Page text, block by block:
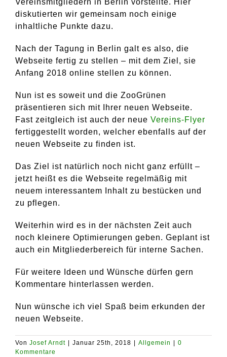
Vereinsmitgliedern in Berlin vorstellte. Hier
diskutierten wir gemeinsam noch einige
inhaltliche Punkte dazu.
Nach der Tagung in Berlin galt es also, die
Webseite fertig zu stellen – mit dem Ziel, sie
Anfang 2018 online stellen zu können.
Nun ist es soweit und die ZooGrünen
präsentieren sich mit Ihrer neuen Webseite.
Fast zeitgleich ist auch der neue Vereins-Flyer
fertiggestellt worden, welcher ebenfalls auf der
neuen Webseite zu finden ist.
Das Ziel ist natürlich noch nicht ganz erfüllt –
jetzt heißt es die Webseite regelmäßig mit
neuem interessantem Inhalt zu bestücken und
zu pflegen.
Weiterhin wird es in der nächsten Zeit auch
noch kleinere Optimierungen geben. Geplant ist
auch ein Mitgliederbereich für interne Sachen.
Für weitere Ideen und Wünsche dürfen gern
Kommentare hinterlassen werden.
Nun wünsche ich viel Spaß beim erkunden der
neuen Webseite.
Von Josef Arndt Januar 25th, 2018 Allgemein
0
Kommentare